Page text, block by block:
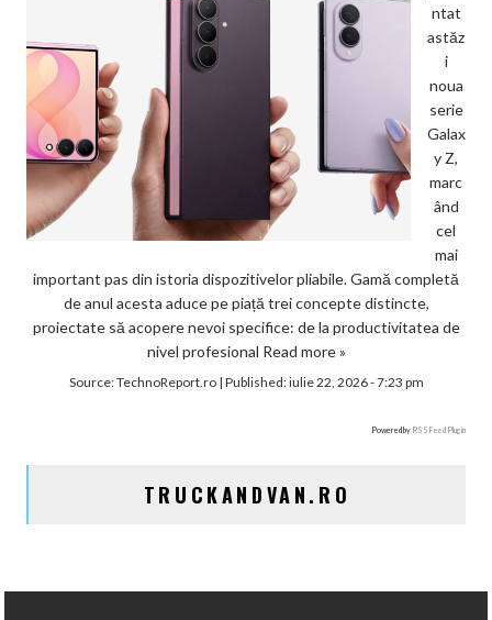
ntat
astăz
i
noua
serie
Galax
y Z,
marc
ând
cel
mai
important pas din istoria dispozitivelor pliabile. Gamă completă
de anul acesta aduce pe piață trei concepte distincte,
proiectate să acopere nevoi specifice: de la productivitatea de
nivel profesional Read more »
Source:TechnoReport.ro| Published:iulie 22, 2026 - 7:23 pm
Powered by RSS Feed Plugin
TRUCKANDVAN.RO